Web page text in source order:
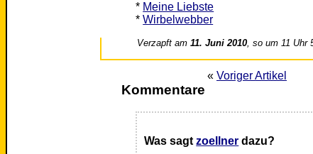
* Meine Liebste
*Wirbelwebber
Verzapft am11. Juni 2010, so um 11 Uhr
« Voriger Artikel
Kommentare
Was sagtzoellner dazu?